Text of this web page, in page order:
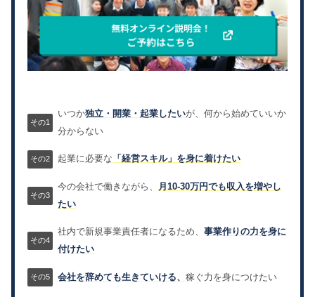
いつか独立・開業・起業したいが、何から始めていいか
分からない
起業に必要な 「経営スキル」を身に着けたい
今の会社で働きながら、
月10-30万円でも収入を増やし
たい
社内で新規事業責任者になるため、事業作りの力を身に
付けたい
会社を辞めても生きていける、稼ぐ力を身につけたい